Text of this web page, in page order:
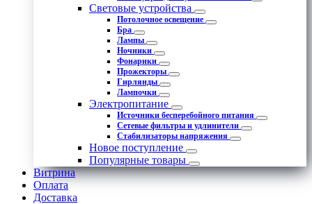
Световые устройства
Потолочное освещение
Бра
Лампы
Ночники
Фонарики
Прожекторы
Гирлянды
Лампочки
Электропитание
Источники бесперебойного питания
Сетевые фильтры и удлинители
Стабилизаторы напряжения
Новое поступление
Популярные товары
Витрина
Оплата
Доставка